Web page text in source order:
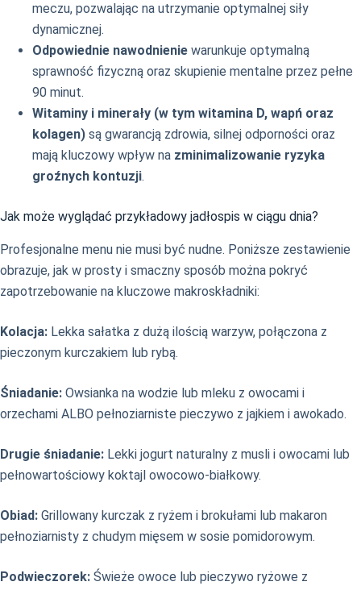
meczu, pozwalając na utrzymanie optymalnej siły
dynamicznej.
Odpowiednie nawodnienie warunkuje optymalną
sprawność fizyczną oraz skupienie mentalne przez pełne
90 minut.
Witaminy i minerały (w tym witamina D, wapń oraz
kolagen) są gwarancją zdrowia, silnej odporności oraz
mają kluczowy wpływ na zminimalizowanie ryzyka
groźnych kontuzji.
Jak może wyglądać przykładowy jadłospis w ciągu dnia?
Profesjonalne menu nie musi być nudne. Poniższe zestawienie
obrazuje, jak w prosty i smaczny sposób można pokryć
zapotrzebowanie na kluczowe makroskładniki:
Kolacja: Lekka sałatka z dużą ilością warzyw, połączona z
pieczonym kurczakiem lub rybą.
Śniadanie: Owsianka na wodzie lub mleku z owocami i
orzechami ALBO pełnoziarniste pieczywo z jajkiem i awokado.
Drugie śniadanie: Lekki jogurt naturalny z musli i owocami lub
pełnowartościowy koktajl owocowo-białkowy.
Obiad: Grillowany kurczak z ryżem i brokułami lub makaron
pełnoziarnisty z chudym mięsem w sosie pomidorowym.
Podwieczorek: Świeże owoce lub pieczywo ryżowe z